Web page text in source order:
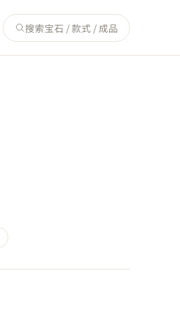
搜索宝石 / 款式 / 成品